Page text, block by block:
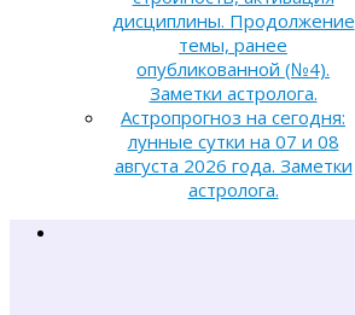
дисциплины. Продолжение
темы, ранее
опубликованной (№4).
Заметки астролога.
Астропрогноз на сегодня:
лунные сутки на 07 и 08
августа 2026 года. Заметки
астролога.